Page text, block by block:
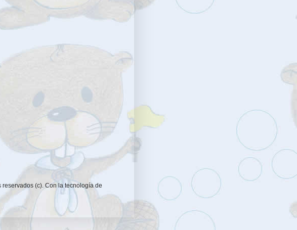
(c). Con la tecnología de